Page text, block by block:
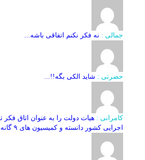
جمالی : نه فکر نکنم اتفاقی باشه...
حضرتی : شاید الکی بگه!!...
کامرانی : هیات دولت را به عنوان اتاق فکر
اجرایی کشور دانسته و کمیسیون های ۹ گانه این دفتر را به عنو...